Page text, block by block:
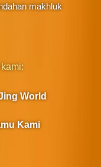
makhluk
World
Kami